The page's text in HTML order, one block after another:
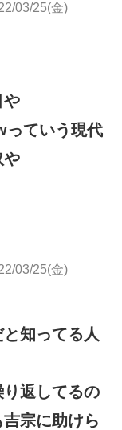
03/25(金)
や
っていう現代
や
03/25(金)
知ってる人
返してるの
宗に助けら